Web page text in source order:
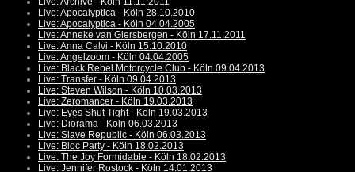
Live: Apocalyptica - Köln 28.10.2010
Live: Apocalyptica - Köln 04.04.2005
Live: Anneke van Giersbergen - Köln 17.11.2011
Live: Anna Calvi - Köln 15.10.2010
Live: Angelzoom - Köln 04.04.2005
Live: Black Rebel Motorcycle Club - Köln 09.04.2013
Live: Transfer - Köln 09.04.2013
Live: Steven Wilson - Köln 10.03.2013
Live: Zeromancer - Köln 19.03.2013
Live: Eyes Shut Tight - Köln 19.03.2013
Live: Diorama - Köln 06.03.2013
Live: Slave Republic - Köln 06.03.2013
Live: Bloc Party - Köln 18.02.2013
Live: The Joy Formidable - Köln 18.02.2013
Live: Jennifer Rostock - Köln 14.01.2013